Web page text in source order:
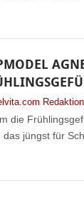
Redaktion
die
jüngst für